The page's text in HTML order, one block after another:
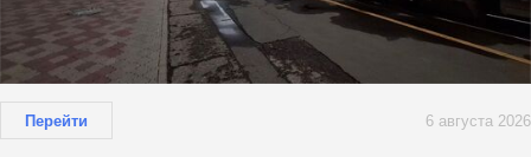
Перейти 6 августа 2026